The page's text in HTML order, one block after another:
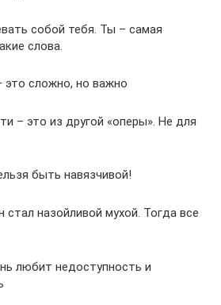
собой тебя. Ты – самая
слова.
сложно, но важно
– это из другой «оперы». Не для
быть навязчивой!
назойливой мухой. Тогда все
любит недоступность и